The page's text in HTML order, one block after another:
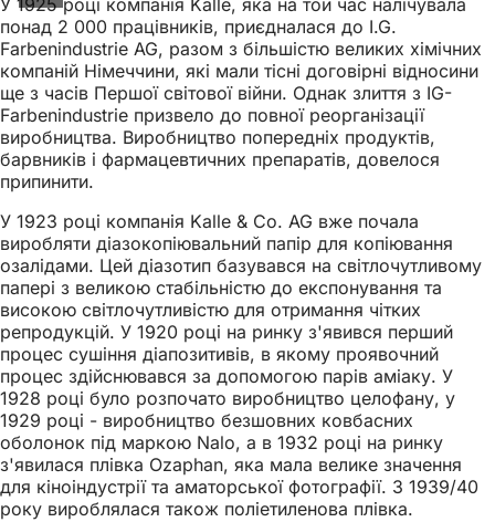
У 1925 році компанія Kalle, яка на той час налічувала
понад 2 000 працівників, приєдналася до I.G.
Farbenindustrie AG, разом з більшістю великих хімічних
компаній Німеччини, які мали тісні договірні відносини
ще з часів Першої світової війни. Однак злиття з IG-
Farbenindustrie призвело до повної реорганізації
виробництва. Виробництво попередніх продуктів,
барвників і фармацевтичних препаратів, довелося
припинити.
У 1923 році компанія Kalle & Co. AG вже почала
виробляти діазокопіювальний папір для копіювання
озалідами. Цей діазотип базувався на світлочутливому
папері з великою стабільністю до експонування та
високою світлочутливістю для отримання чітких
репродукцій. У 1920 році на ринку з'явився перший
процес сушіння діапозитивів, в якому проявочний
процес здійснювався за допомогою парів аміаку. У
1928 році було розпочато виробництво целофану, у
1929 році - виробництво безшовних ковбасних
оболонок під маркою Nalo, а в 1932 році на ринку
з'явилася плівка Ozaphan, яка мала велике значення
для кіноіндустрії та аматорської фотографії. З 1939/40
року вироблялася також поліетиленова плівка.